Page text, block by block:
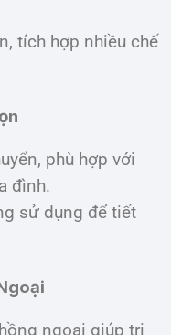
tích hợp nhiều chế
phù hợp với
đình.
sử dụng để tiết
ngoại giúp trị